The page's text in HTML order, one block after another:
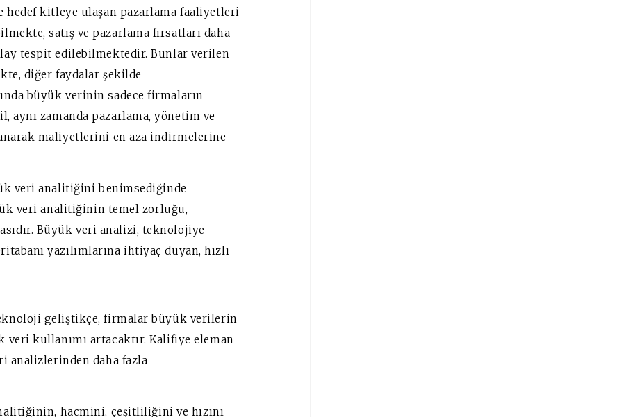
kitleye ulaşan pazarlama faaliyetleri
satış ve pazarlama fırsatları daha
tespit edilebilmektedir. Bunlar verilen
diğer faydalar şekilde
büyük verinin sadece firmaların
aynı zamanda pazarlama, yönetim ve
maliyetlerini en aza indirmelerine
veri analitiğini benimsediğinde
veri analitiğinin temel zorluğu,
Büyük veri analizi, teknolojiye
yazılımlarına ihtiyaç duyan, hızlı
geliştikçe, firmalar büyük verilerin
veri kullanımı artacaktır. Kalifiye eleman
analizlerinden daha fazla
hacmini, çeşitliliğini ve hızını